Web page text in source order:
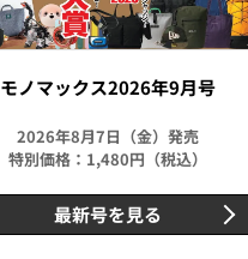
モノマックス2026年9月号
2026年8月7日（金）発売
特別価格：1,480円（税込）
最新号を見る